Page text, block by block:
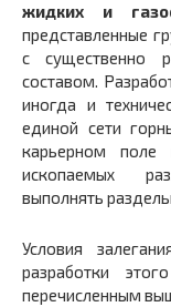
жидких и
представленные
с существенно
составом.
иногда и
единой сети
карьерном поле
ископаемых
выполнять
Условия
разработки
перечисленным